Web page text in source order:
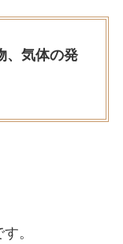
、気体の発
。